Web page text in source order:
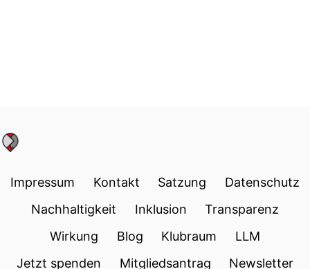
Impressum Kontakt Satzung
Datenschutz
Nachhaltigkeit
Inklusion
Transparenz
Wirkung
Blog Klubraum
LLM
Jetzt spenden
Mitgliedsantrag Newsletter